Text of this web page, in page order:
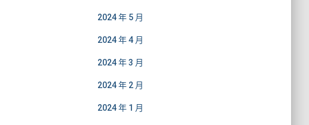
2024 年 5 月
2024 年 4 月
2024 年 3 月
2024 年 2 月
2024 年 1 月